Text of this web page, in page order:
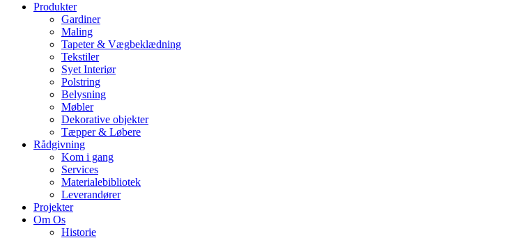
Produkter
Gardiner
Maling
Tapeter & Vægbeklædning
Tekstiler
Syet Interiør
Polstring
Belysning
Møbler
Dekorative objekter
Tæpper & Løbere
Rådgivning
Kom i gang
Services
Materialebibliotek
Leverandører
Projekter
Om Os
Historie